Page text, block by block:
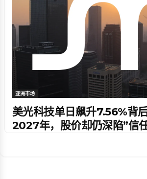
亚洲市场
美光科技单日飙升7.56%背
2027年，股价却仍深陷”信